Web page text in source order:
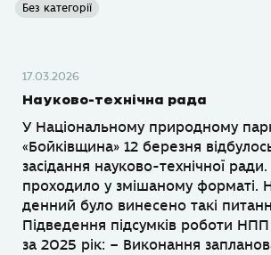
Без категорії
17.03.2026
Науково-технічна рада
У Національному природному
«Бойківщина» 12 березня
засідання науково-технічної
проходило у змішаному форматі.
денний було винесено такі
Підведення підсумків роботи
за 2025 рік: – Виконання